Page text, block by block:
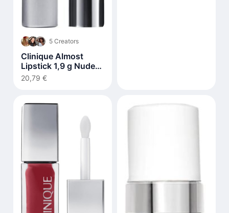
5 Creators
Clinique Almost
Lipstick 1,9 g Nude
Honey
20,79 €